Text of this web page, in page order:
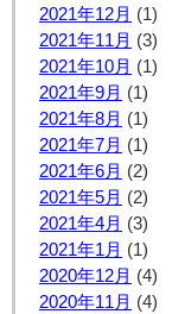
2021年12月 (1)
2021年11月 (3)
2021年10月 (1)
2021年9月 (1)
2021年8月 (1)
2021年7月 (1)
2021年6月 (2)
2021年5月 (2)
2021年4月 (3)
2021年1月 (1)
2020年12月 (4)
2020年11月 (4)